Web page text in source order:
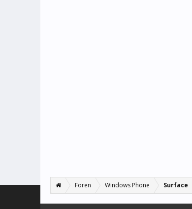
Foren Windows Phone Surface